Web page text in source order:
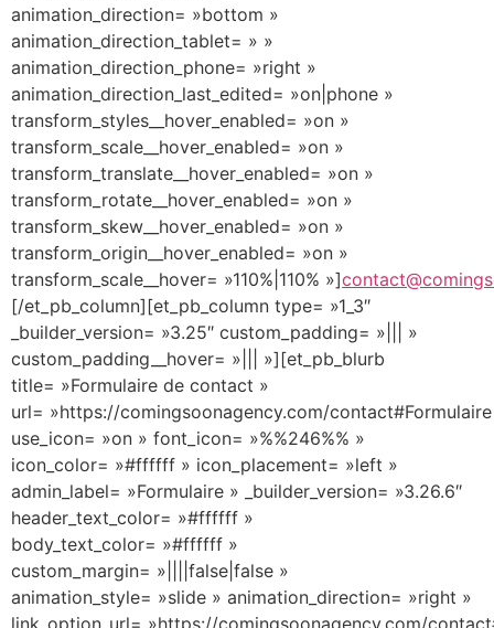
animation_direction= »bottom »
animation_direction_tablet= » »
animation_direction_phone= »right »
animation_direction_last_edited= »on|phone »
transform_styles__hover_enabled= »on »
transform_scale__hover_enabled= »on »
transform_translate__hover_enabled= »on »
transform_rotate__hover_enabled= »on »
transform_skew__hover_enabled= »on »
transform_origin__hover_enabled= »on »
transform_scale__hover= »110%|110% »]
[/et_pb_column][et_pb_column type= »1_3″
_builder_version= »3.25″ custom_padding= »||| »
custom_padding__hover= »||| »][et_pb_blurb
title= »Formulaire de contact »
url= »https://comingsoonagency.com/
use_icon= »on » font_icon= »%%246%% »
icon_color= »#ffffff » icon_placement= »left »
admin_label= »Formulaire » _builder_version= »3.26.6″
header_text_color= »#ffffff »
body_text_color= »#ffffff »
custom_margin= »||||false|false »
animation_style= »slide » animation_direction= »right »
link_option_url= »https://comingsoonagency.com/